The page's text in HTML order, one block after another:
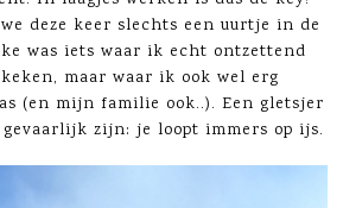
deze keer slechts een uurtje in de
was iets waar ik echt ontzettend
maar waar ik ook wel erg
(en mijn familie ook..). Een gletsjer
zijn: je loopt immers op ijs.